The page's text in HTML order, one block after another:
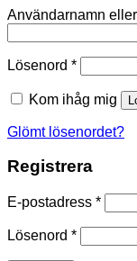
Användarnamn
Lösenord *
Kom ihåg mig
Glömt lösenordet?
Registrera
E-postadress *
Lösenord *